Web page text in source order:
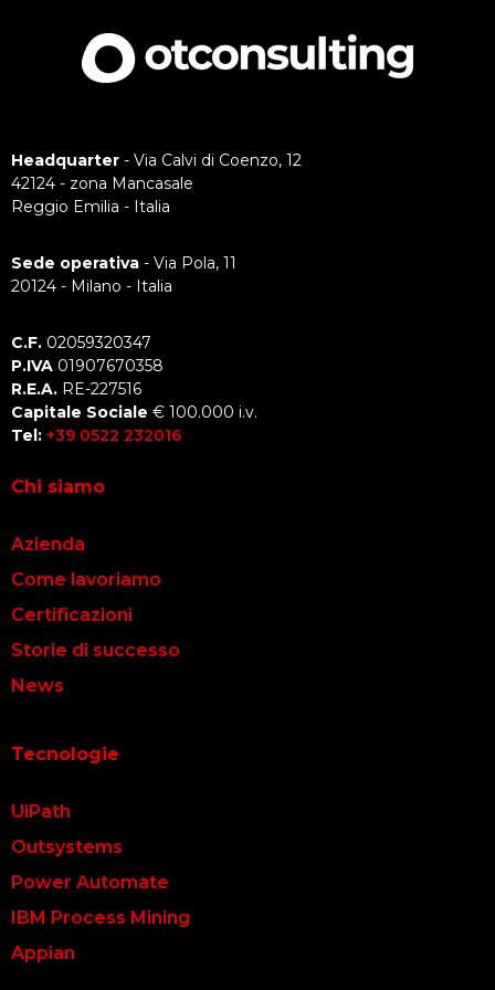
Headquarter - Via Calvi di Coenzo, 12
42124 - zona Mancasale
Reggio Emilia - Italia
Sede operativa - Via Pola, 11
20124 - Milano - Italia
C.F. 02059320347
P.IVA 01907670358
R.E.A. RE-227516
Capitale Sociale € 100.000 i.v.
Tel: +39 0522 232016
Chi siamo
Azienda
Come lavoriamo
Certificazioni
Storie di successo
News
Tecnologie
UiPath
Outsystems
Power Automate
IBM Process Mining
Appian